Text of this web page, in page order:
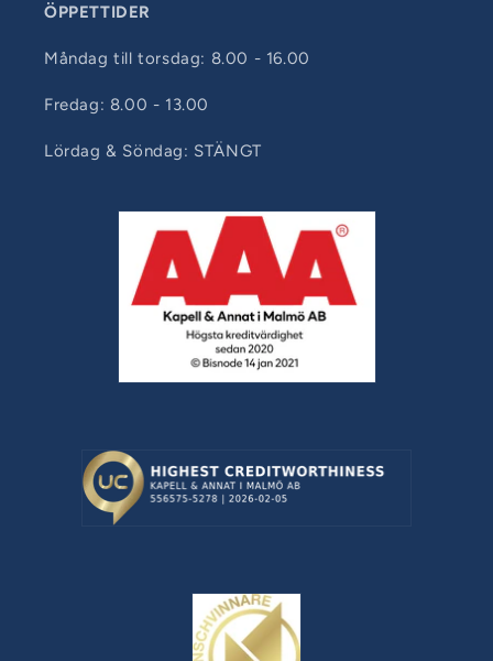
ÖPPETTIDER
Måndag till torsdag: 8.00 - 16.00
Fredag: 8.00 - 13.00
Lördag & Söndag: STÄNGT